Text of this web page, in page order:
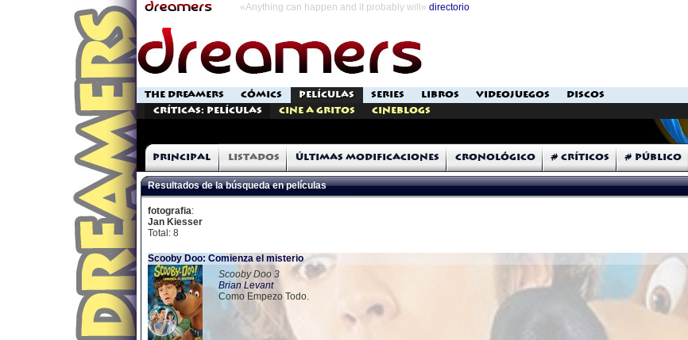
«Anything can happen and it probably will» directorio
THE DREAMERS CÓMICS PELÍCULAS SERIES LIBROS VIDEOJUEGOS
DISCOS
Críticas: Películas
Cine a Gritos Cineblogs
Principal Listados Últimas modificaciones Cronológico # Críticos # Público
Resultados de la búsqueda en películas
fotografia:
Jan Kiesser
Total: 8
Scooby Doo: Comienza el misterio
Scooby Doo 3
Brian Levant
Como Empezo Todo.